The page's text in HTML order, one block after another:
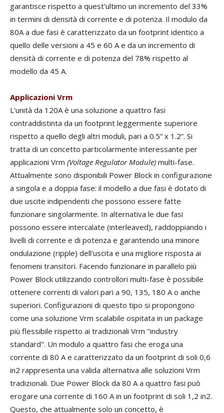
garantisce rispetto a quest'ultimo un incremento del 33%
in termini di densità di corrente e di potenza. Il modulo da
80A a due fasi è caratterizzato da un footprint identico a
quello delle versioni a 45 e 60 A e da un incremento di
densità di corrente e di potenza del 78% rispetto al
modello da 45 A.
Applicazioni Vrm
L'unità da 120A è una soluzione a quattro fasi
contraddistinta da un footprint leggermente superiore
rispetto a quello degli altri moduli, pari a 0.5” x 1.2”. Si
tratta di un concetto particolarmente interessante per
applicazioni Vrm (Voltage Regulator Module) multi-fase.
Attualmente sono disponibili Power Block in configurazione
a singola e a doppia fase: il modello a due fasi è dotato di
due uscite indipendenti che possono essere fatte
funzionare singolarmente. In alternativa le due fasi
possono essere intercalate (interleaved), raddoppiando i
livelli di corrente e di potenza e garantendo una minore
ondulazione (ripple) dell'uscita e una migliore risposta ai
fenomeni transitori. Facendo funzionare in parallelo più
Power Block utilizzando controllori multi-fase è possibile
ottenere correnti di valori pari a 90, 135, 180 A o anche
superiori. Configurazioni di questo tipo si propongono
come una soluzione Vrm scalabile ospitata in un package
più flessibile rispetto ai tradizionali Vrm "industry
standard". Un modulo a quattro fasi che eroga una
corrente di 80 A e caratterizzato da un footprint di soli 0,6
in2 rappresenta una valida alternativa alle soluzioni Vrm
tradizionali. Due Power Block da 80 A a quattro fasi può
erogare una corrente di 160 A in un footprint di soli 1,2 in2.
Questo, che attualmente solo un concetto, è